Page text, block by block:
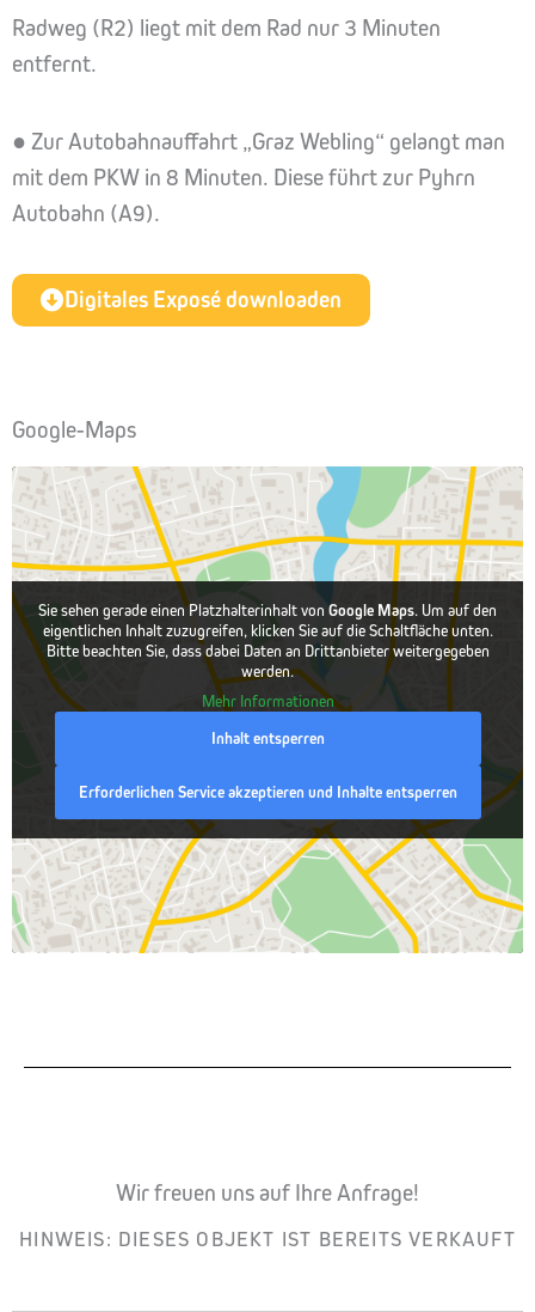
Radweg (R2) liegt mit dem Rad nur 3 Minuten
entfernt.
● Zur Autobahnauffahrt „Graz Webling“ gelangt man
mit dem PKW in 8 Minuten. Diese führt zur Pyhrn
Autobahn (A9).
Digitales Exposé downloaden
Google-Maps
Sie sehen gerade einen Platzhalterinhalt vonGoogle Maps. Um auf den
eigentlichen Inhalt zuzugreifen, klicken Sie auf die Schaltfläche unten.
Bitte beachten Sie, dass dabei Daten an Drittanbieter weitergegeben
werden.
Mehr Informationen
Inhalt entsperren
Erforderlichen Service akzeptieren und Inhalte entsperren
Wir freuen uns auf Ihre Anfrage!
HINWEIS: DIESES OBJEKT IST BEREITS VERKAUFT